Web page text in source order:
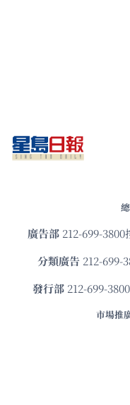
廣告部212-699-3800
分類廣告 212-699-
發⾏部 212-699-
市場推